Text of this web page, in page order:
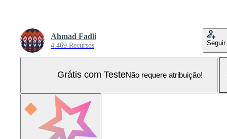
Ahmad Fadli
4.469 Recursos Seguir
Grátis com TesteNão requere atribuição!